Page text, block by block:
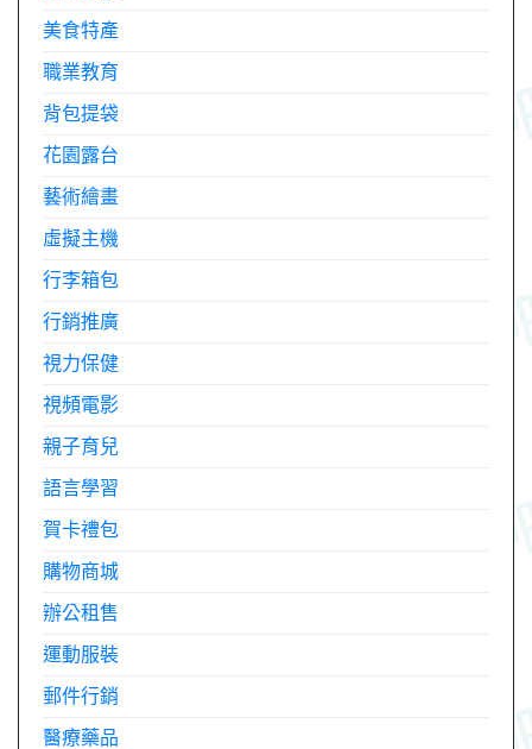
美食特產
職業教育
背包提袋
花園露台
藝術繪畫
虛擬主機
行李箱包
行銷推廣
視力保健
視頻電影
親子育兒
語言學習
賀卡禮包
購物商城
辦公租售
運動服裝
郵件行銷
醫療藥品